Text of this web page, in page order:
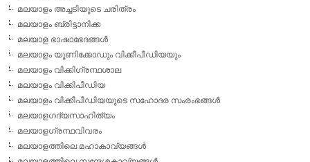
മലയാളം അച്ചടിയുടെ ചരിത്രം
മലയാളം ബ്രിട്ടാനിക്ക
മലയാള ഭാഷാഭേദങ്ങള്‍
മലയാളം യൂണിക്കോഡും വിക്കീപീഡിയയും
മലയാളം വിക്കിഗ്രന്ഥശാല
മലയാളം വിക്കിപീഡിയ
മലയാളം വിക്കീപീഡിയയുടെ സഹോദര സംരംഭങ്ങള്‍
മലയാളഗദ്യസാഹിത്യം
മലയാളഗ്രന്ഥവിവരം
മലയാളത്തിലെ മഹാകാവ്യങ്ങള്‍